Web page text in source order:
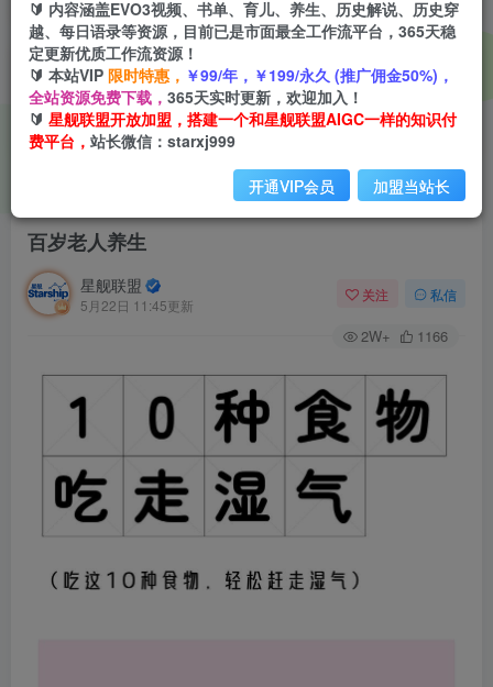
百岁老人养生
星舰联盟
5月22日 11:45更新
关注 私信
2W+ 1166
🔰 内容涵盖EVO3视频、书单、育儿、养生、历史解说、历史穿
越、每日语录等资源，目前已是市面最全工作流平台，365天稳
定更新优质工作流资源！
🔰 本站VIP 限时特惠， ￥99/年，￥199/永久 (推广佣金50%)，
全站资源免费下载， 365天实时更新，欢迎加入！
🔰 星舰联盟开放加盟，搭建一个和星舰联盟AIGC一样的知识付
费平台， 站长微信：starxj999
开通VIP会员 加盟当站长